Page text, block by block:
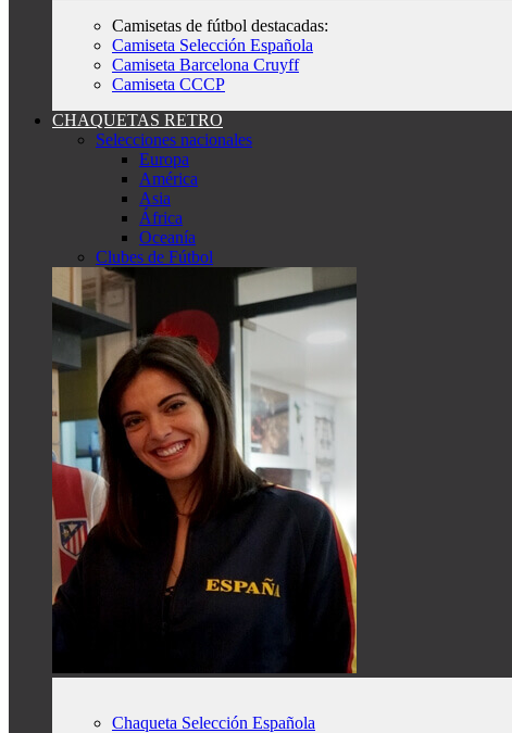
Camisetas de fútbol destacadas:
Camiseta Selección Española
Camiseta Barcelona Cruyff
Camiseta CCCP
CHAQUETAS RETRO
Selecciones nacionales
Europa
América
Asia
África
Oceanía
Clubes de Fútbol
Chaqueta Selección Española